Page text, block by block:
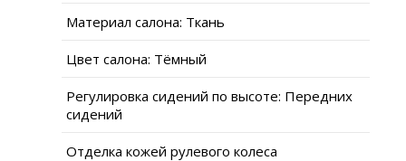
Материал салона: Ткань
Цвет салона: Тёмный
Регулировка сидений по высоте: Передних
сидений
Отделка кожей рулевого колеса